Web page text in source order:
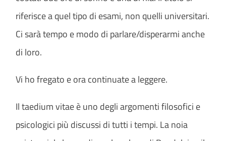
riferisce a quel tipo di esami, non quelli universitari.
Ci sarà tempo e modo di parlare/disperarmi anche
di loro.
Vi ho fregato e ora continuate a leggere.
Il taedium vitae è uno degli argomenti filosofici e
psicologici più discussi di tutti i tempi. La noia